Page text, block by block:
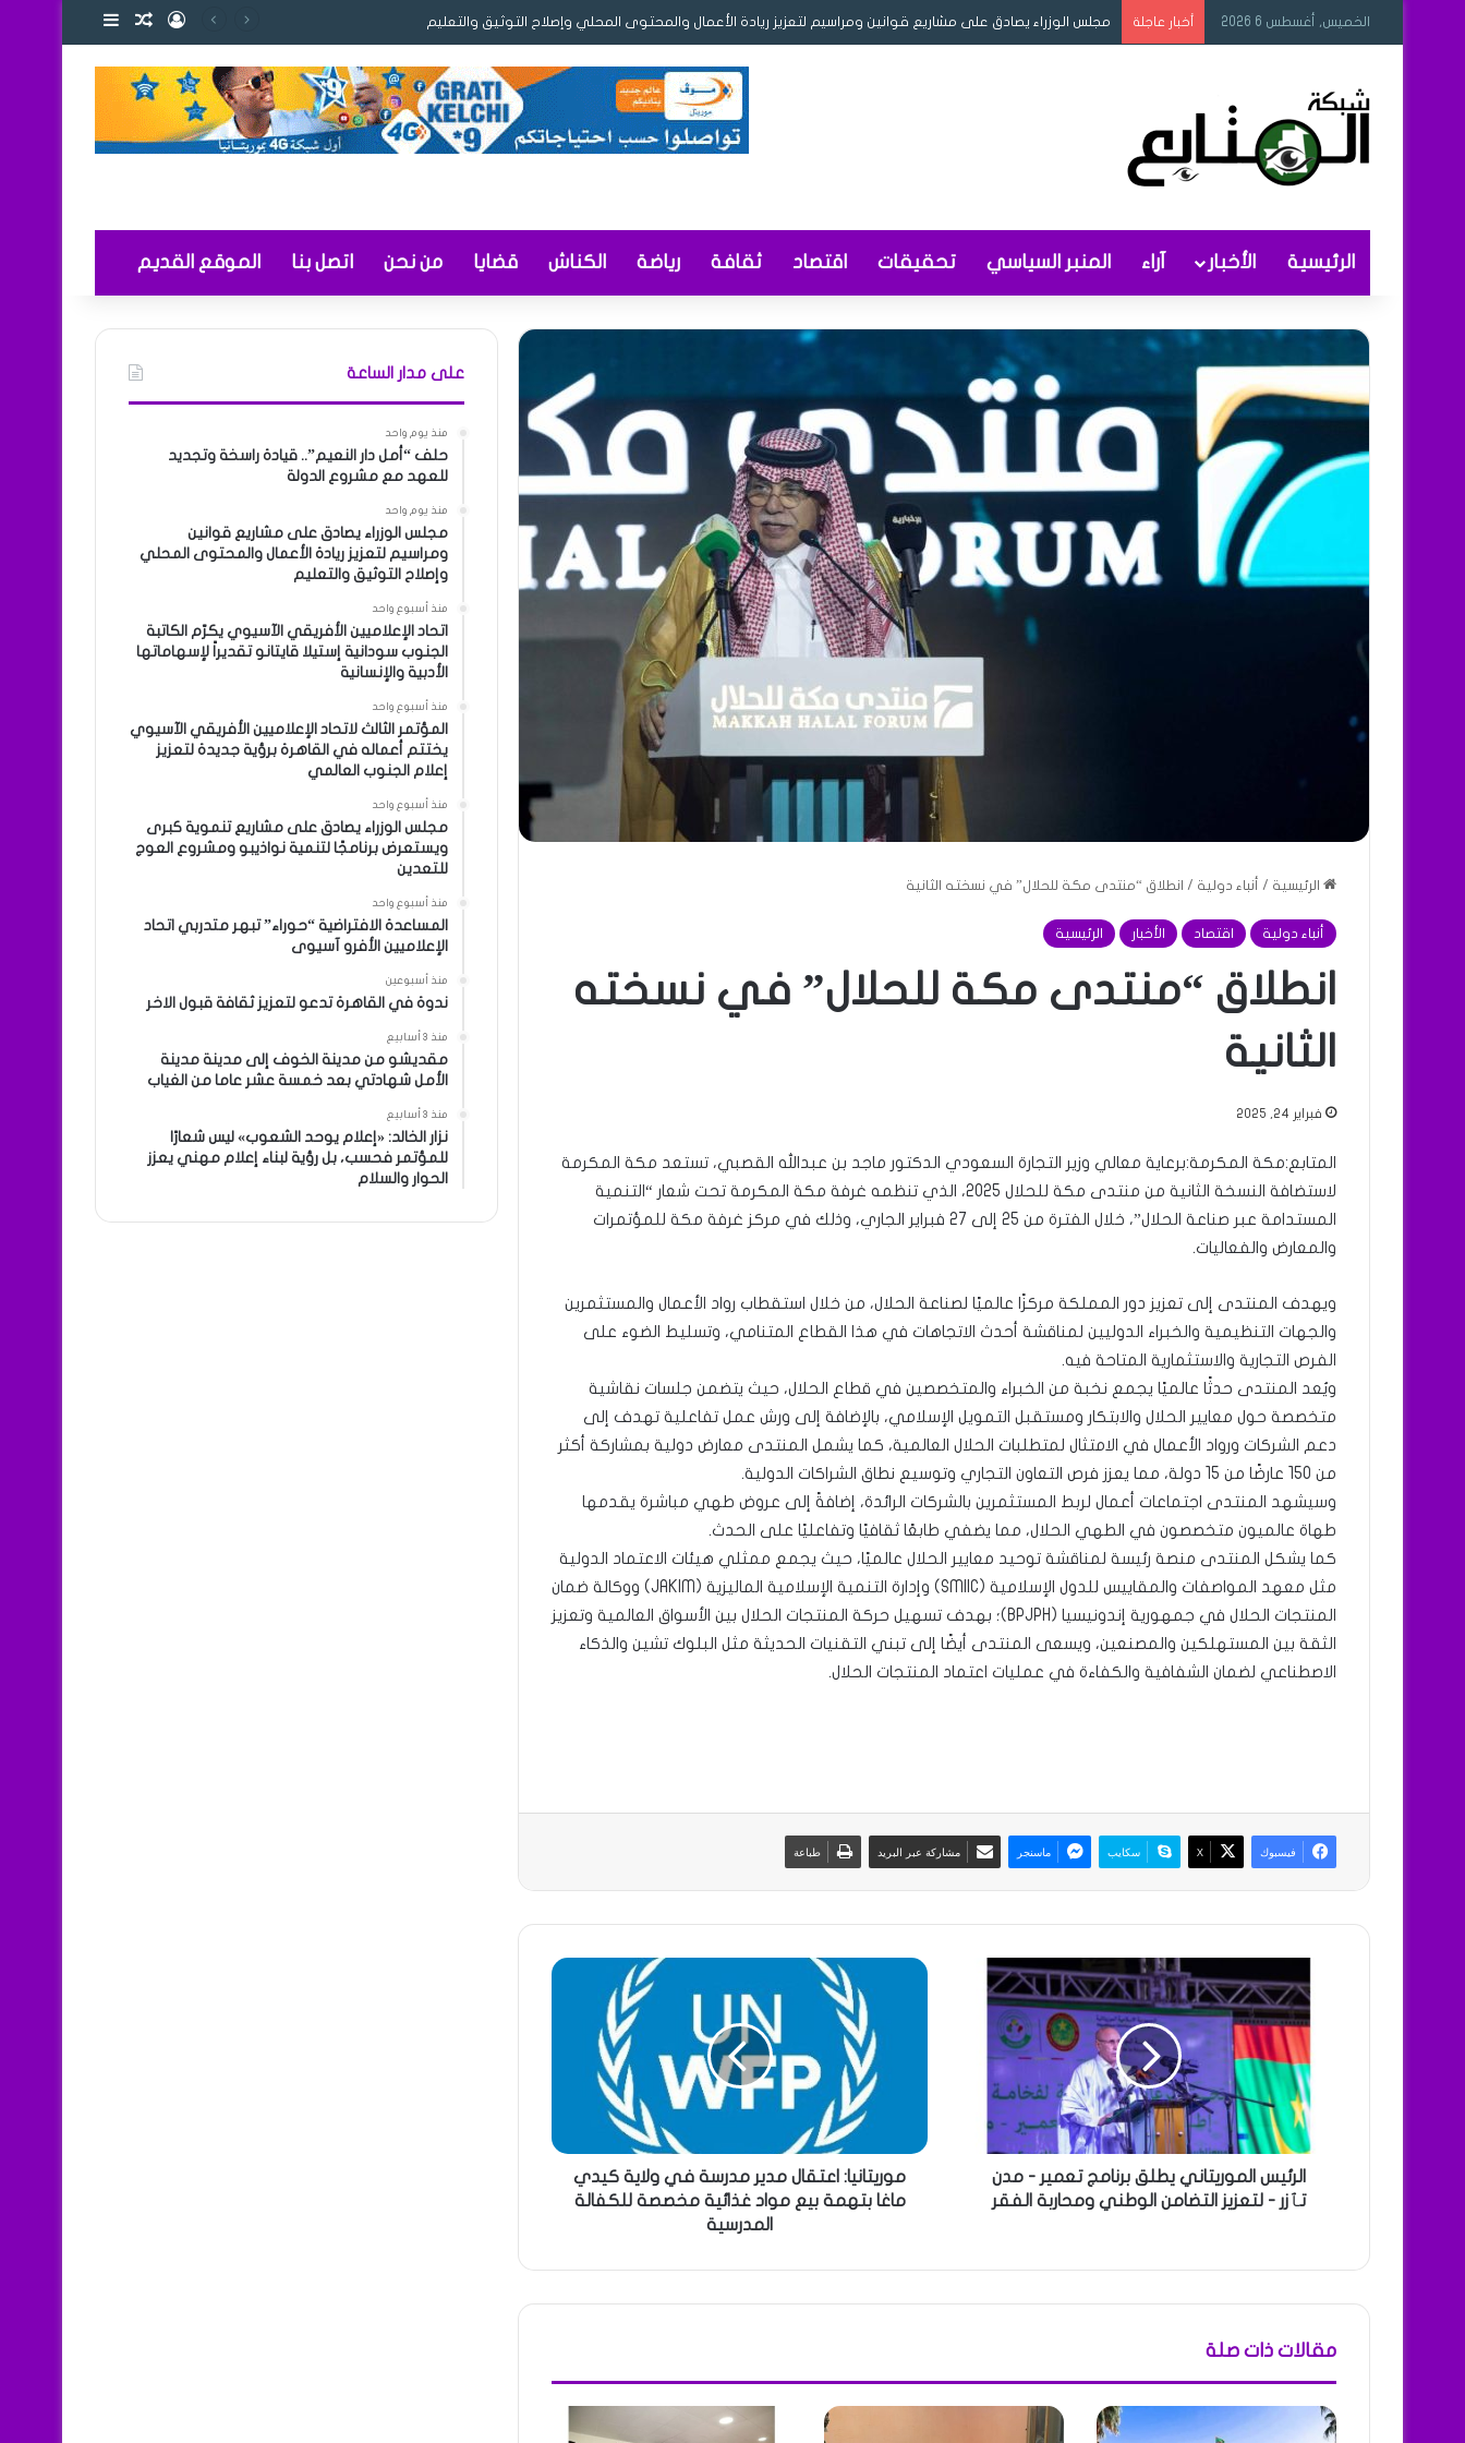
الخميس, أغسطس 6 2026 أخبار عاجلة مجلس الوزراء يصادق على مشاريع قوانين ومراسيم لتعزيز ريادة الأعمال والمحتوى المحلي وإصلاح التوثيق والتعليم تسجيل الدخول
مقال عشوائي
إضافة عمود
الرئيسية الأخبار آراء المنبر السياسي تحقيقات اقتصاد ثقافة رياضة الكناش قضايا من نحن اتصل بنا الموقع القديم
الرئيسية / أنباء دولية / انطلاق “منتدى مكة للحلال” في نسخته الثانية
أنباء دولية اقتصاد الأخبار الرئيسية
انطلاق “منتدى مكة للحلال” في نسخته
الثانية
فبراير 24, 2025
المتابع:مكة المكرمة:برعاية معالي وزير التجارة السعودي الدكتور ماجد بن عبدالله القصبي، تستعد مكة المكرمة
لاستضافة النسخة الثانية من منتدى مكة للحلال 2025، الذي تنظمه غرفة مكة المكرمة تحت شعار “التنمية
المستدامة عبر صناعة الحلال”، خلال الفترة من 25 إلى 27 فبراير الجاري، وذلك في مركز غرفة مكة للمؤتمرات
والمعارض والفعاليات.
ويهدف المنتدى إلى تعزيز دور المملكة مركزًا عالميًا لصناعة الحلال، من خلال استقطاب رواد الأعمال والمستثمرين
والجهات التنظيمية والخبراء الدوليين لمناقشة أحدث الاتجاهات في هذا القطاع المتنامي، وتسليط الضوء على
الفرص التجارية والاستثمارية المتاحة فيه.
ويُعد المنتدى حدثًا عالميًا يجمع نخبة من الخبراء والمتخصصين في قطاع الحلال، حيث يتضمن جلسات نقاشية
متخصصة حول معايير الحلال والابتكار ومستقبل التمويل الإسلامي، بالإضافة إلى ورش عمل تفاعلية تهدف إلى
دعم الشركات ورواد الأعمال في الامتثال لمتطلبات الحلال العالمية، كما يشمل المنتدى معارض دولية بمشاركة أكثر
من 150 عارضًا من 15 دولة، مما يعزز فرص التعاون التجاري وتوسيع نطاق الشراكات الدولية.
وسيشهد المنتدى اجتماعات أعمال لربط المستثمرين بالشركات الرائدة، إضافةً إلى عروض طهي مباشرة يقدمها
طهاة عالميون متخصصون في الطهي الحلال، مما يضفي طابعًا ثقافيًا وتفاعليًا على الحدث.
كما يشكل المنتدى منصة رئيسة لمناقشة توحيد معايير الحلال عالميًا، حيث يجمع ممثلي هيئات الاعتماد الدولية
مثل معهد المواصفات والمقاييس للدول الإسلامية (SMIIC) وإدارة التنمية الإسلامية الماليزية (JAKIM) ووكالة ضمان
المنتجات الحلال في جمهورية إندونيسيا (BPJPH)؛ بهدف تسهيل حركة المنتجات الحلال بين الأسواق العالمية وتعزيز
الثقة بين المستهلكين والمصنعين، ويسعى المنتدى أيضًا إلى تبني التقنيات الحديثة مثل البلوك تشين والذكاء
الاصطناعي لضمان الشفافية والكفاءة في عمليات اعتماد المنتجات الحلال.
فيسبوك X سكايب ماسنجر مشاركة عبر البريد طباعة
الرئيس الموريتاني يطلق برنامج تعمير - مدن
تٱزر - لتعزيز التضامن الوطني ومحاربة الفقر
موريتانيا: اعتقال مدير مدرسة في ولاية كيدي
ماغا بتهمة بيع مواد غذائية مخصصة للكفالة
المدرسية
مقالات ذات صلة
على مدار الساعة
منذ يوم واحد
حلف “أمل دار النعيم”.. قيادة راسخة وتجديد
للعهد مع مشروع الدولة
منذ يوم واحد
مجلس الوزراء يصادق على مشاريع قوانين
ومراسيم لتعزيز ريادة الأعمال والمحتوى المحلي
وإصلاح التوثيق والتعليم
منذ أسبوع واحد
اتحاد الإعلاميين الأفريقي الآسيوي يكرّم الكاتبة
الجنوب سودانية إستيلا قايتانو تقديراً لإسهاماتها
الأدبية والإنسانية
منذ أسبوع واحد
المؤتمر الثالث لاتحاد الإعلاميين الأفريقي الآسيوي
يختتم أعماله في القاهرة برؤية جديدة لتعزيز
إعلام الجنوب العالمي
منذ أسبوع واحد
مجلس الوزراء يصادق على مشاريع تنموية كبرى
ويستعرض برنامجًا لتنمية نواذيبو ومشروع العوج
للتعدين
منذ أسبوع واحد
المساعدة الافتراضية “حوراء” تبهر متدربي اتحاد
الإعلاميين الأفرو آسيوى
منذ أسبوعين
ندوة في القاهرة تدعو لتعزيز ثقافة قبول الاخر
منذ 3 أسابيع
مقديشو من مدينة الخوف إلى مدينة مدينة
الأمل شهادتي بعد خمسة عشر عاما من الغياب
منذ 3 أسابيع
نزار الخالد: «إعلام يوحد الشعوب» ليس شعارًا
للمؤتمر فحسب، بل رؤية لبناء إعلام مهني يعزز
الحوار والسلام